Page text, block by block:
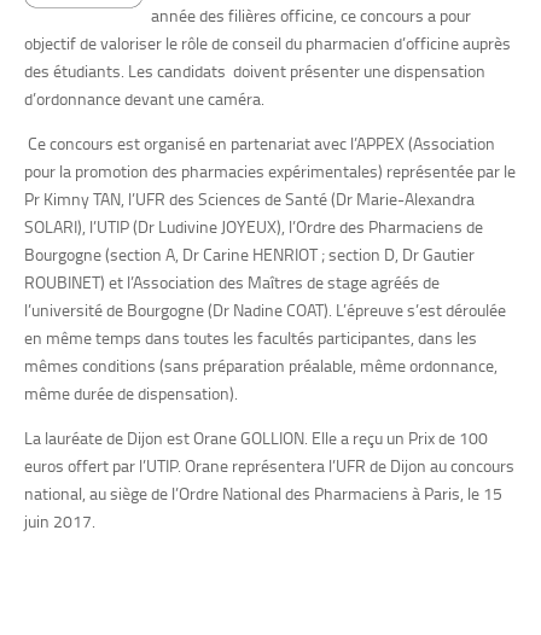
année des filières officine, ce concours a pour
objectif de valoriser le rôle de conseil du pharmacien d’officine auprès
des étudiants. Les candidats doivent présenter une dispensation
d’ordonnance devant une caméra.
Ce concours est organisé en partenariat avec l’APPEX (Association
pour la promotion des pharmacies expérimentales) représentée par le
Pr Kimny TAN, l’UFR des Sciences de Santé (Dr Marie-Alexandra
SOLARI), l’UTIP (Dr Ludivine JOYEUX), l’Ordre des Pharmaciens de
Bourgogne (section A, Dr Carine HENRIOT ; section D, Dr Gautier
ROUBINET) et l’Association des Maîtres de stage agréés de
l’université de Bourgogne (Dr Nadine COAT). L’épreuve s’est déroulée
en même temps dans toutes les facultés participantes, dans les
mêmes conditions (sans préparation préalable, même ordonnance,
même durée de dispensation).
La lauréate de Dijon est Orane GOLLION. Elle a reçu un Prix de 100
euros offert par l’UTIP. Orane représentera l’UFR de Dijon au concours
national, au siège de l’Ordre National des Pharmaciens à Paris, le 15
juin 2017.